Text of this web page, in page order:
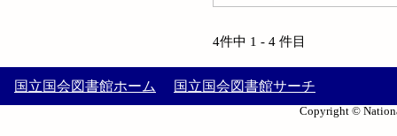
4件中 1 - 4 件目
国立国会図書館ホーム 国立国会図書館サーチ
Copyright ©